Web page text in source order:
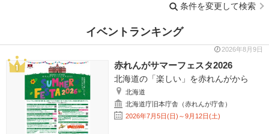
条件を変更して検索
イベントランキング
2026年8月9日
赤れんがサマーフェスタ2026
北海道の「楽しい」を赤れんがから
北海道
北海道庁旧本庁舎（赤れんが庁舎）
2026年7月5日(日)～9月12日(土)